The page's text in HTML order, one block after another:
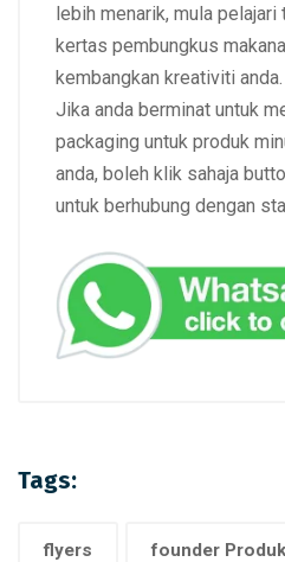
lebih menarik, mula pelajari
kertas pembungkus
kembangkan kreativiti
Jika anda berminat untuk
packaging untuk produk
anda, boleh klik sahaja
untuk berhubung dengan
Tags:
flyers founder Produk